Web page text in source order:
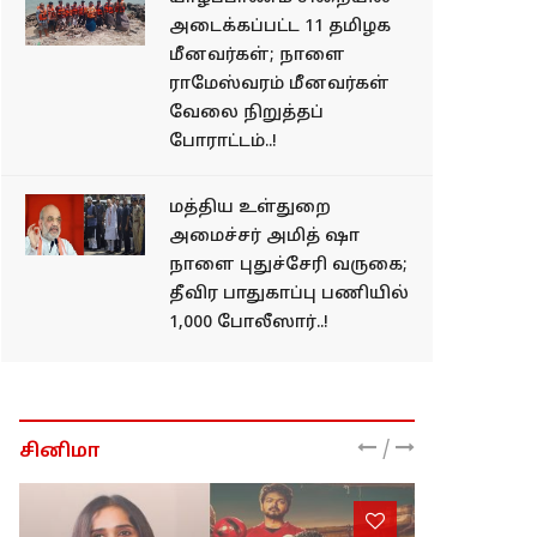
அடைக்கப்பட்ட 11 தமிழக
மீனவர்கள்; நாளை
ராமேஸ்வரம் மீனவர்கள்
வேலை நிறுத்தப்
போராட்டம்..!
மத்திய உள்துறை
அமைச்சர் அமித் ஷா
நாளை புதுச்சேரி வருகை;
தீவிர பாதுகாப்பு பணியில்
1,000 போலீஸார்..!
சினிமா /